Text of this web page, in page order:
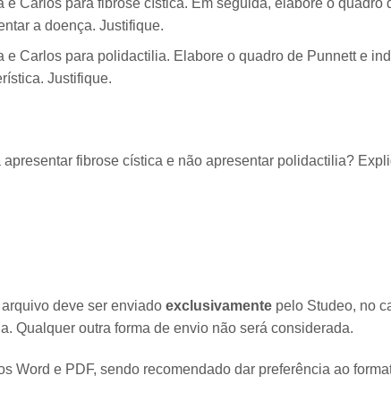
a doença. Justifique.
e Carlos para polidactilia. Elabore o quadro de Punnett e
Justifique.
fibrose cística e não apresentar polidactilia?
deve ser enviado exclusivamente pelo Studeo, no
Qualquer outra forma de envio não será considerada.
Word e PDF, sendo recomendado dar preferência ao